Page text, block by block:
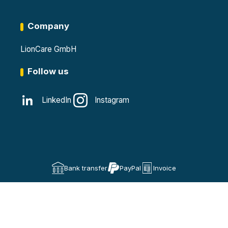
Company
LionCare GmbH
Follow us
LinkedIn Instagram
Bank transfer PayPal Invoice